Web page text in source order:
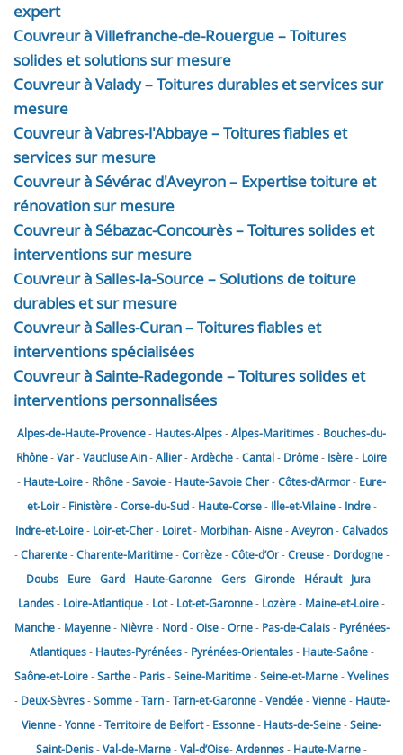
expert
Couvreur à Villefranche-de-Rouergue – Toitures
solides et solutions sur mesure
Couvreur à Valady – Toitures durables et services sur
mesure
Couvreur à Vabres-l'Abbaye – Toitures fiables et
services sur mesure
Couvreur à Sévérac d'Aveyron – Expertise toiture et
rénovation sur mesure
Couvreur à Sébazac-Concourès – Toitures solides et
interventions sur mesure
Couvreur à Salles-la-Source – Solutions de toiture
durables et sur mesure
Couvreur à Salles-Curan – Toitures fiables et
interventions spécialisées
Couvreur à Sainte-Radegonde – Toitures solides et
interventions personnalisées
Alpes-de-Haute-Provence- Hautes-Alpes-Alpes-Maritimes- Bouches-du-
Rhône-Var-VaucluseAin-Allier-Ardèche-Cantal- Drôme- Isère- Loire
- Haute-Loire- Rhône-Savoie- Haute-SavoieCher-Côtes-d’Armor- Eure-
et-Loir- Finistère-Corse-du-Sud- Haute-Corse- Ille-et-Vilaine- Indre-
Indre-et-Loire- Loir-et-Cher- Loiret- Morbihan-Aisne-Aveyron-Calvados
-Charente-Charente-Maritime-Corrèze-Côte-d’Or-Creuse- Dordogne-
Doubs- Eure-Gard- Haute-Garonne-Gers-Gironde- Hérault- Jura-
Landes- Loire-Atlantique- Lot- Lot-et-Garonne- Lozère- Maine-et-Loire-
Manche- Mayenne- Nièvre- Nord-Oise-Orne- Pas-de-Calais- Pyrénées-
Atlantiques- Hautes-Pyrénées- Pyrénées-Orientales- Haute-Saône-
Saône-et-Loire-Sarthe- Paris-Seine-Maritime-Seine-et-Marne-Yvelines
- Deux-Sèvres-Somme-Tarn-Tarn-et-Garonne-Vendée-Vienne- Haute-
Vienne-Yonne-Territoire de Belfort- Essonne- Hauts-de-Seine-Seine-
Saint-Denis-Val-de-Marne-Val-d’Oise-Ardennes- Haute-Marne-